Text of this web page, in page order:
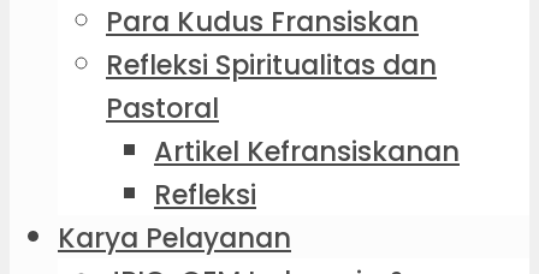
Para Kudus Fransiskan
Refleksi Spiritualitas dan
Pastoral
Artikel Kefransiskanan
Refleksi
Karya Pelayanan